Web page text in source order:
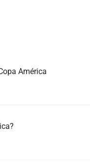
América